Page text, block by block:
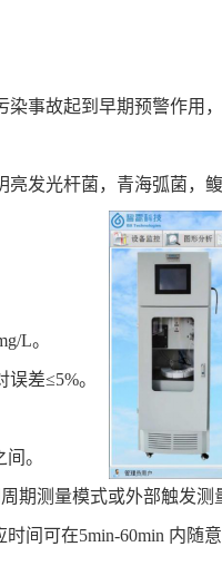
事故起到早期预警作用
发光杆菌，青海弧菌，鳆
L。
差≤5%。
。
期测量模式或外部触发测
间可在5min-60min 内随意